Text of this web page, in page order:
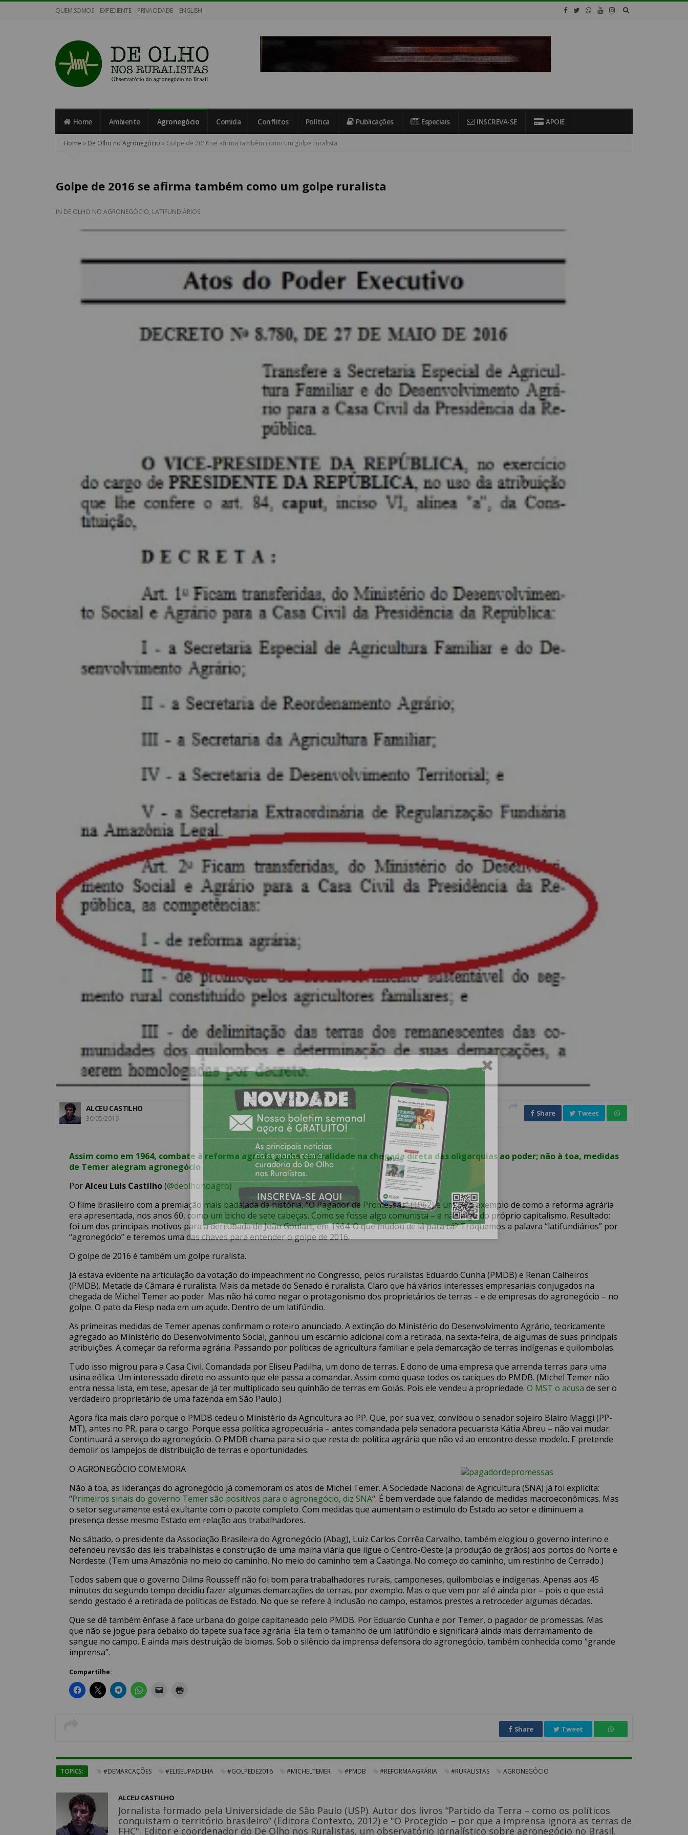
QUEM SOMOS EXPEDIENTE PRIVACIDADE ENGLISH
Olho
nos
Ruralistas
Home Ambiente Agronegócio Comida Conflitos Política Publicações Especiais INSCREVA-SE APOIE
Home » De Olho no Agronegócio » Golpe de 2016 se afirma também como um golpe ruralista
Golpe de 2016 se afirma também como um golpe ruralista
IN DE OLHO NO AGRONEGÓCIO, LATIFUNDIÁRIOS
ALCEU CASTILHO
30/05/2016
Share Tweet
Assim como em 1964, combate à reforma agrária ganha centralidade na chegada direta das oligarquias ao poder; não à toa, medidas
de Temer alegram agronegócio
PorAlceu Luís Castilho(@deolhonoagro)
O filme brasileiro com a premiação mais badalada da história, “O Pagador de Promessas” (1962) é um belo exemplo de como a reforma agrária
era apresentada, nos anos 60, como um bicho de sete cabeças. Como se fosse algo comunista – e não algo do próprio capitalismo. Resultado:
foi um dos principais motivos para a derrubada de João Goulart, em 1964. O que mudou de lá para cá? Troquemos a palavra “latifundiários” por
“agronegócio” e teremos uma das chaves para entender o golpe de 2016.
O golpe de 2016 é também um golpe ruralista.
Já estava evidente na articulação da votação do impeachment no Congresso, pelos ruralistas Eduardo Cunha (PMDB) e Renan Calheiros
(PMDB). Metade da Câmara é ruralista. Mais da metade do Senado é ruralista. Claro que há vários interesses empresariais conjugados na
chegada de Michel Temer ao poder. Mas não há como negar o protagonismo dos proprietários de terras – e de empresas do agronegócio – no
golpe. O pato da Fiesp nada em um açude. Dentro de um latifúndio.
As primeiras medidas de Temer apenas confirmam o roteiro anunciado. A extinção do Ministério do Desenvolvimento Agrário, teoricamente
agregado ao Ministério do Desenvolvimento Social, ganhou um escárnio adicional com a retirada, na sexta-feira, de algumas de suas principais
atribuições. A começar da reforma agrária. Passando por políticas de agricultura familiar e pela demarcação de terras indígenas e quilombolas.
Tudo isso migrou para a Casa Civil. Comandada por Eliseu Padilha, um dono de terras. E dono de uma empresa que arrenda terras para uma
usina eólica. Um interessado direto no assunto que ele passa a comandar. Assim como quase todos os caciques do PMDB. (MIchel Temer não
entra nessa lista, em tese, apesar de já ter multiplicado seu quinhão de terras em Goiás. Pois ele vendeu a propriedade. O MST o acusa de ser o
verdadeiro proprietário de uma fazenda em São Paulo.)
Agora fica mais claro porque o PMDB cedeu o Ministério da Agricultura ao PP. Que, por sua vez, convidou o senador sojeiro Blairo Maggi (PP-
MT), antes no PR, para o cargo. Porque essa política agropecuária – antes comandada pela senadora pecuarista Kátia Abreu – não vai mudar.
Continuará a serviço do agronegócio. O PMDB chama para si o que resta de política agrária que não vá ao encontro desse modelo. E pretende
demolir os lampejos de distribuição de terras e oportunidades.
O AGRONEGÓCIO COMEMORA
Não à toa, as lideranças do agronegócio já comemoram os atos de Michel Temer. A Sociedade Nacional de Agricultura (SNA) já foi explícita:
“Primeiros sinais do governo Temer são positivos para o agronegócio, diz SNA“. É bem verdade que falando de medidas macroeconômicas. Mas
o setor seguramente está exultante com o pacote completo. Com medidas que aumentam o estímulo do Estado ao setor e diminuem a
presença desse mesmo Estado em relação aos trabalhadores.
No sábado, o presidente da Associação Brasileira do Agronegócio (Abag), Luiz Carlos Corrêa Carvalho, também elogiou o governo interino e
defendeu revisão das leis trabalhistas e construção de uma malha viária que ligue o Centro-Oeste (a produção de grãos) aos portos do Norte e
Nordeste. (Tem uma Amazônia no meio do caminho. No meio do caminho tem a Caatinga. No começo do caminho, um restinho de Cerrado.)
Todos sabem que o governo Dilma Rousseff não foi bom para trabalhadores rurais, camponeses, quilombolas e indígenas. Apenas aos 45
minutos do segundo tempo decidiu fazer algumas demarcações de terras, por exemplo. Mas o que vem por aí é ainda pior – pois o que está
sendo gestado é a retirada de políticas de Estado. No que se refere à inclusão no campo, estamos prestes a retroceder algumas décadas.
Que se dê também ênfase à face urbana do golpe capitaneado pelo PMDB. Por Eduardo Cunha e por Temer, o pagador de promessas. Mas
que não se jogue para debaixo do tapete sua face agrária. Ela tem o tamanho de um latifúndio e significará ainda mais derramamento de
sangue no campo. E ainda mais destruição de biomas. Sob o silêncio da imprensa defensora do agronegócio, também conhecida como “grande
imprensa”.
Compartilhe:
Share Tweet
TOPICS: #DEMARCAÇÕES #ELISEUPADILHA #GOLPEDE2016 #MICHELTEMER #PMDB #REFORMAAGRÁRIA #RURALISTAS AGRONEGÓCIO
ALCEU CASTILHO
Jornalista formado pela Universidade de São Paulo (USP). Autor dos livros “Partido da Terra – como os políticos
conquistam o território brasileiro” (Editora Contexto, 2012) e "O Protegido – por que a imprensa ignora as terras de
FHC". Editor e coordenador do De Olho nos Ruralistas, um observatório jornalístico sobre agronegócio no Brasil.